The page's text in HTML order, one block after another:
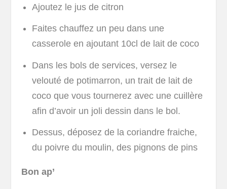
Ajoutez le jus de citron
Faites chauffez un peu dans une
casserole en ajoutant 10cl de lait de coco
Dans les bols de services, versez le
velouté de potimarron, un trait de lait de
coco que vous tournerez avec une cuillère
afin d’avoir un joli dessin dans le bol.
Dessus, déposez de la coriandre fraiche,
du poivre du moulin, des pignons de pins
Bon ap’